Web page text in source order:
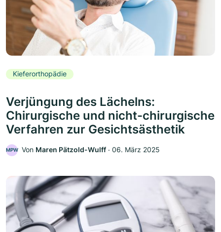
Kieferorthopädie
Verjüngung des Lächelns:
Chirurgische und nicht-chirurgische
Verfahren zur Gesichtsästhetik
MPW Von Maren Pätzold-Wulff ‧ 06. März 2025